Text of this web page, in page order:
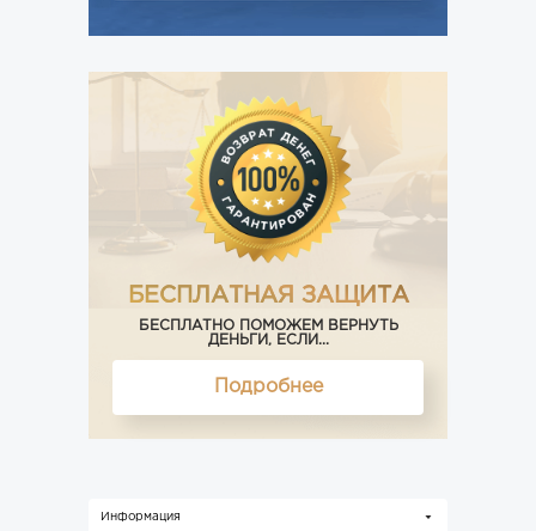
БЕСПЛАТНАЯ ЗАЩИТА
БЕСПЛАТНО ПОМОЖЕМ ВЕРНУТЬ
ДЕНЬГИ, ЕСЛИ...
Подробнее
Информация